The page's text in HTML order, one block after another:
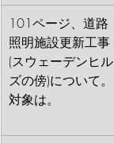
101ページ、道路
照明施設更新工事
(スウェーデンヒル
ズの傍)について。
対象は。